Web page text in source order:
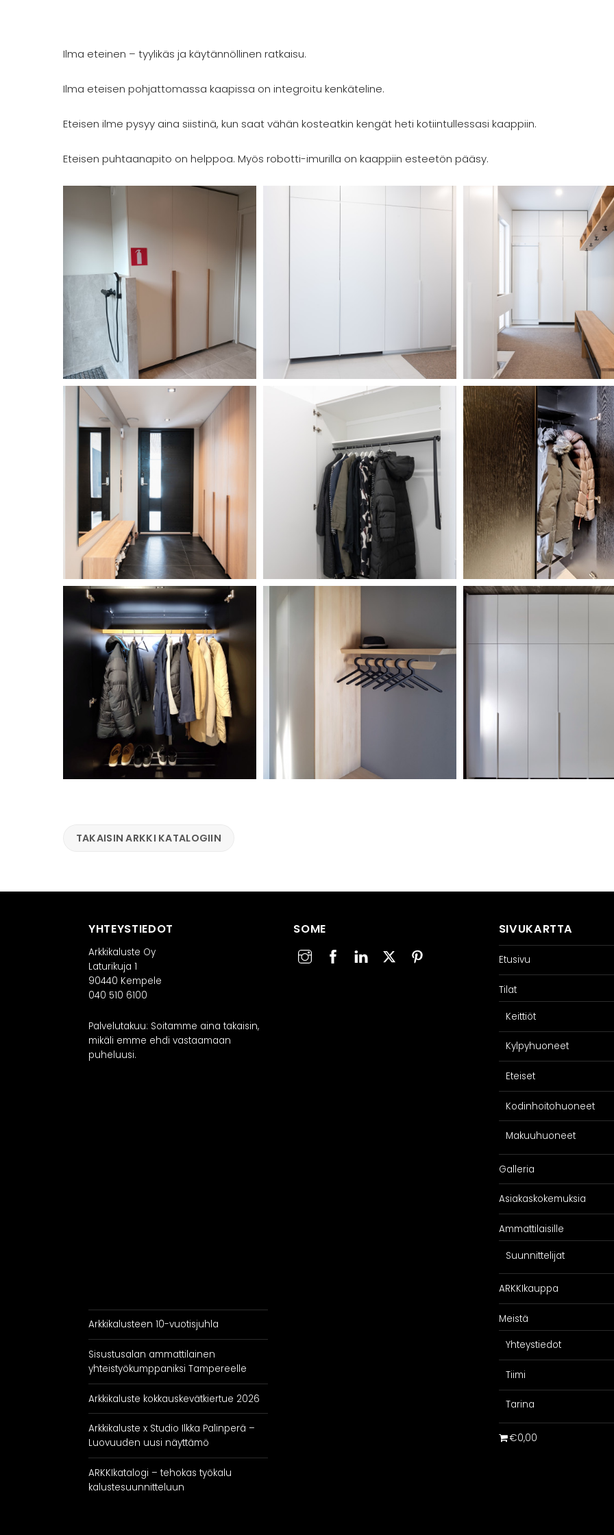
RATKAISUT
Keittiöt
Kylpyhuoneet
Eteiset
Kodinhoitohuoneet
Makuuhuoneet
INSPIRAATIO PALVELUT
Suunnittelijoille
Projektimyynti
Ilma eteinen – tyylikäs ja käytännöllinen ratkaisu.
Ilma eteisen pohjattomassa kaapissa on integroitu kenkäteline.
Eteisen ilme pysyy aina siistinä, kun saat vähän kosteatkin kengät heti kotiintullessasi kaappiin.
Eteisen puhtaanapito on helppoa. Myös robotti-imurilla on kaappiin esteetön pääsy.
TAKAISIN ARKKI KATALOGIIN
YHTEYSTIEDOT
Arkkikaluste Oy
Laturikuja 1
90440 Kempele
040 510 6100
Palvelutakuu: Soitamme aina takaisin,
mikäli emme ehdi vastaamaan
puheluusi.
Arkkikalusteen 10-vuotisjuhla
Sisustusalan ammattilainen
yhteistyökumppaniksi Tampereelle
Arkkikaluste kokkauskevätkiertue 2026
Arkkikaluste x Studio Ilkka Palinperä –
Luovuuden uusi näyttämö
ARKKIkatalogi – tehokas työkalu
kalustesuunnitteluun
SOME SIVUKARTTA
Etusivu
Tilat
Keittiöt
Kylpyhuoneet
Eteiset
Kodinhoitohuoneet
Makuuhuoneet
Galleria
Asiakaskokemuksia
Ammattilaisille
Suunnittelijat
ARKKIkauppa
Meistä
Yhteystiedot
Tiimi
Tarina
€0,00